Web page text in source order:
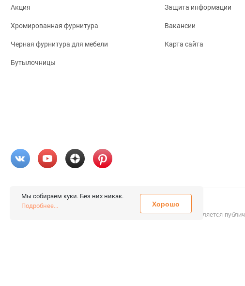
Акция
Хромированная фурнитура
Черная фурнитура для мебели
Бутылочницы
Защита информации
Вакансии
Карта сайта
© 2026 «FieraShop.ru»
Все права защищены.Не является
Мы собираем куки. Без них никак.
Подробнее...
Хорошо